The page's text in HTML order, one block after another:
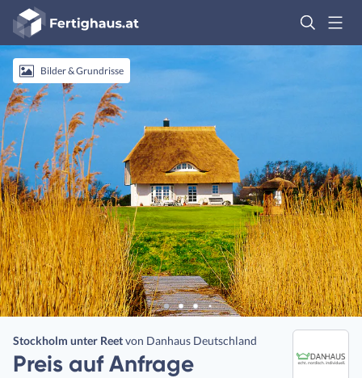
Fertighaus
Logo
AnmeldenBilder & Grundrisse
Stockholm unter Reetvon Danhaus Deutschland
Preis auf Anfrage